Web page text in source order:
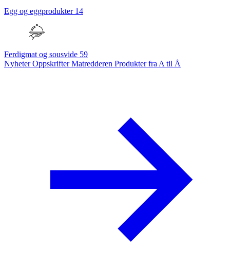
Egg og eggprodukter 14
Ferdigmat og sousvide 59
NyheterOppskrifterMatredderen Produkter fra A til Å